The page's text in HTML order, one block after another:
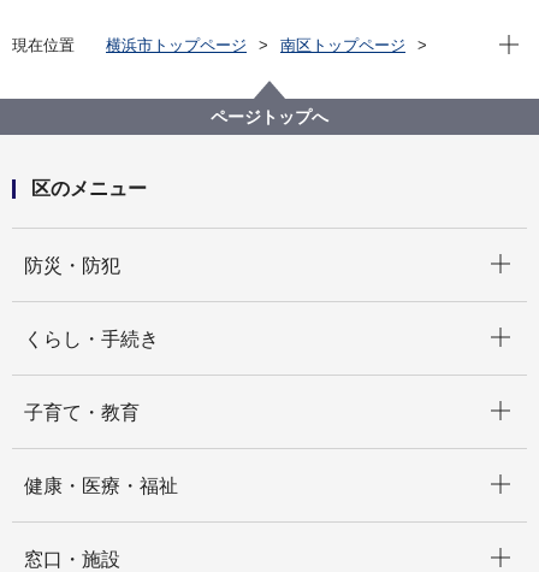
現在位置 横浜市トップページ
南区トップページ
【区長コラム】「100年前の教訓を生かして」（2023
年９月29日）
現在
ページトップへ
区のメニュー
防災・防犯
くらし・手続き
子育て・教育
健康・医療・福祉
窓口・施設